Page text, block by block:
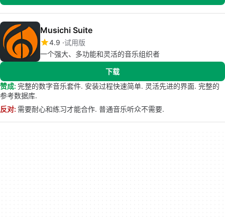
Musichi Suite
4.9 试用版
一个强大、多功能和灵活的音乐组织者
下载
赞成: 完整的数字音乐套件. 安装过程快速简单. 灵活先进的界面. 完整的
参考数据库.
反对: 需要耐心和练习才能合作. 普通音乐听众不需要.